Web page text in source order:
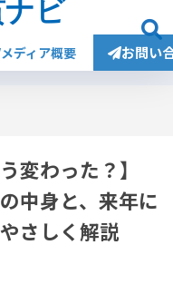
ディア概要 お問い
変わった？】
中身と、来年に
さしく解説